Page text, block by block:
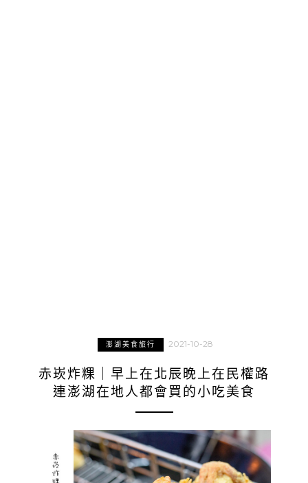
澎湖美食旅行 2021-10-28
赤崁炸粿｜早上在北辰晚上在民權路
連澎湖在地人都會買的小吃美食